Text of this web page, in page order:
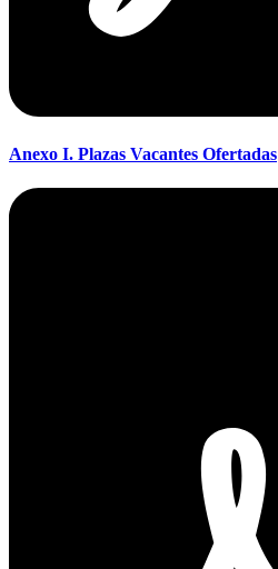
Anexo I. Plazas Vacantes Ofertadas